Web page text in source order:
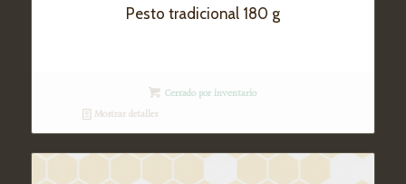
Pesto tradicional 180 g
Cerrado por inventario
Mostrar detalles